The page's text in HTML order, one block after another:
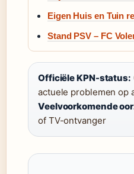
Eigen Huis en Tuin
Stand PSV – FC
Officiële KPN-status:
actuele problemen op
Veelvoorkomende
of TV-ontvanger